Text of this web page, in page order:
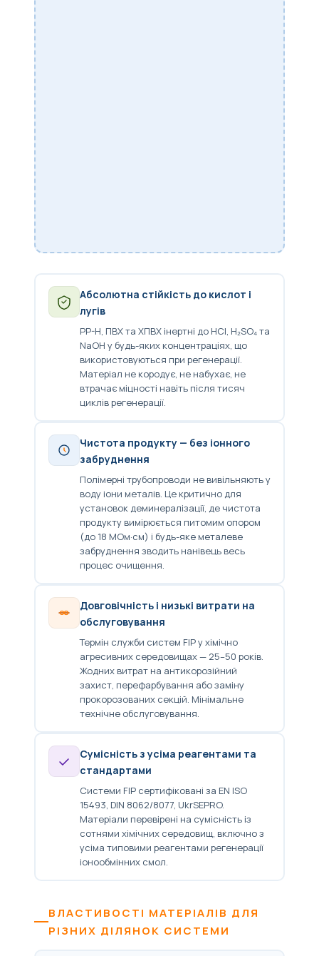
Абсолютна стійкість до кислот і
лугів
PP-H, ПВХ та ХПВХ інертні до HCl, H₂SO₄ та
NaOH у будь-яких концентраціях, що
використовуються при регенерації.
Матеріал не кородує, не набухає, не
втрачає міцності навіть після тисяч
циклів регенерації.
Чистота продукту — без іонного
забруднення
Полімерні трубопроводи не вивільняють у
воду іони металів. Це критично для
установок деминералізації, де чистота
продукту вимірюється питомим опором
(до 18 МОм·см) і будь-яке металеве
забруднення зводить нанівець весь
процес очищення.
Довговічність і низькі витрати на
обслуговування
Термін служби систем FIP у хімічно
агресивних середовищах — 25–50 років.
Жодних витрат на антикорозійний
захист, перефарбування або заміну
прокорозованих секцій. Мінімальне
технічне обслуговування.
Сумісність з усіма реагентами та
стандартами
Системи FIP сертифіковані за EN ISO
15493, DIN 8062/8077, UkrSEPRO.
Матеріали перевірені на сумісність із
сотнями хімічних середовищ, включно з
усіма типовими реагентами регенерації
іонообмінних смол.
ВЛАСТИВОСТІ МАТЕРІАЛІВ ДЛЯ
РІЗНИХ ДІЛЯНОК СИСТЕМИ